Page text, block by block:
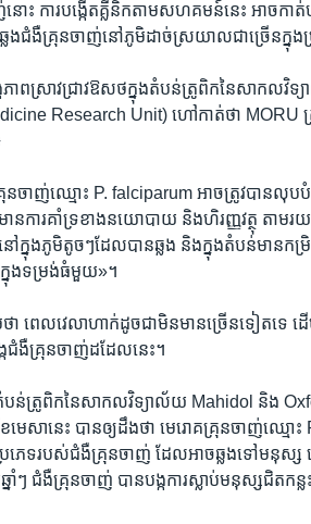
ះ​ ការ​បង្កើត​គ្លីនិក​តាម​សហគមន៍​នេះ អាច​កា
ង​ជំងឺ​គ្រុនចាញ់​នៅ​ភូមិ​ដាច់​ស្រយាល​ជាច្រើន​ក្នុ
ភាព​ស្រាវជ្រាវ​ឱសថ​ក្នុង​តំបន់​ត្រូពិក​នៃ​សាកល​វិទ្
Research Unit) ​ហៅ​កាត់​ថា​ MORU
គ្រុនចាញ់​ឈ្មោះ​ P. falciparum អាច​ត្រូវ​បាន​លុ
ការ​គាំទ្រ​ខាង​នយោបាយ​ និង​ហិរញ្ញវត្ថុ តាមរយៈ​
ៅ​ក្នុង​ភូមិ​តូចៗ​ដែល​បាន​ឆ្លង និង​ក្នុង​តំបន់​មានកម្
ក្នុង​ទម្រង់​ធំ​មួយ»។
ា​ ពេល​វេលា​ហាក់​ដូចជា​មិន​មាន​ច្រើន​ទៀត​ទេ​ ដើ
ជំងឺ​គ្រុនចាញ់​ដដែល​នេះ។
តំបន់​ត្រូពិក​នៃ​សាកល​វិទ្យាល័យ​ Mahidol ​និង​
េសា​នេះ​ បាន​ឲ្យ​ដឹង​ថា​ មេរោគ​គ្រុនចាញ់​ឈ្មោះ​
ភេទ​របស់​ជំងឺគ្រុនចាញ់​ ដែល​អាច​ឆ្លង​ទៅ​មនុស្ស​
ឆ្នាំៗ​ ជំងឺ​គ្រុនចាញ់​ បាន​បង្ក​ការ​ស្លាប់​មនុស្ស​ជិត​ក